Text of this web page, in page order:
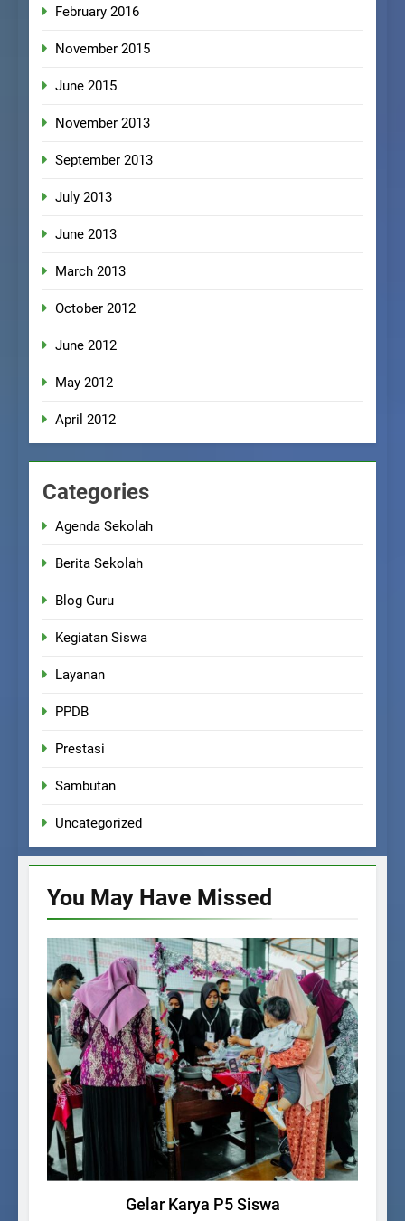
February 2016
November 2015
June 2015
November 2013
September 2013
July 2013
June 2013
March 2013
October 2012
June 2012
May 2012
April 2012
Categories
Agenda Sekolah
Berita Sekolah
Blog Guru
Kegiatan Siswa
Layanan
PPDB
Prestasi
Sambutan
Uncategorized
You May Have Missed
KEGIATAN SISWA
Gelar Karya P5 Siswa